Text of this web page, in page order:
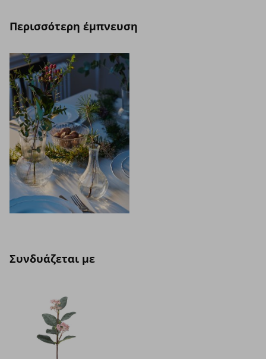
Περισσότερη έμπνευση
Συνδυάζεται με